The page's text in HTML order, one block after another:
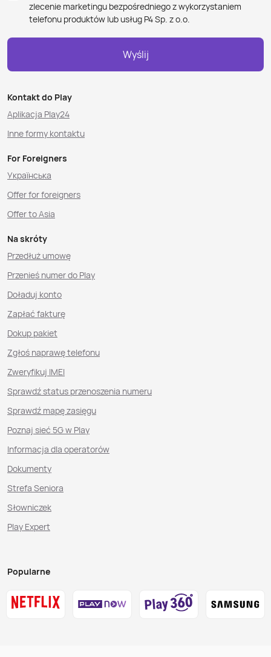
zlecenie marketingu bezpośredniego z wykorzystaniem
telefonu produktów lub usług P4 Sp. z o.o.
Wyślij
Kontakt do Play
Aplikacja Play24
Inne formy kontaktu
For Foreigners
Українська
Offer for foreigners
Offer to Asia
Na skróty
Przedłuż umowę
Przenieś numer do Play
Doładuj konto
Zapłać fakturę
Dokup pakiet
Zgłoś naprawę telefonu
Zweryfikuj IMEI
Sprawdź status przenoszenia numeru
Sprawdź mapę zasięgu
Poznaj sieć 5G w Play
Informacja dla operatorów
Dokumenty
Strefa Seniora
Słowniczek
Play Expert
Popularne